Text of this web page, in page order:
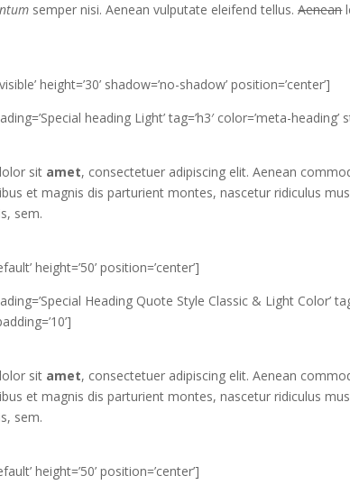
semper nisi. Aenean vulputate eleifend tellus.Aenean
height=’30’ shadow=’no-shadow’ position=’center’]
heading Light’ tag=’h3′ color=’meta-heading’
sit amet, consectetuer adipiscing elit. Aenean
et magnis dis parturient montes, nascetur ridiculus
sem.
height=’50’ position=’center’]
Heading Quote Style Classic & Light Color’
sit amet, consectetuer adipiscing elit. Aenean
et magnis dis parturient montes, nascetur ridiculus
sem.
height=’50’ position=’center’]